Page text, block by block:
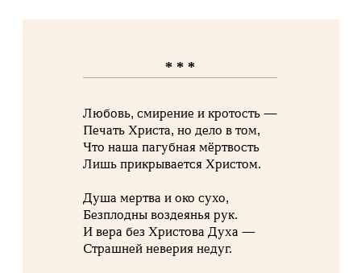
* * *
Любовь, смирение и кротость —
Печать Христа, но дело в том,
Что наша пагубная мёртвость
Лишь прикрывается Христом.
Душа мертва и око сухо,
Безплодны воздеянья рук.
И вера без Христова Духа —
Страшней неверия недуг.